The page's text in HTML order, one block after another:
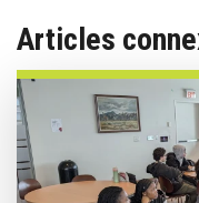
Articles